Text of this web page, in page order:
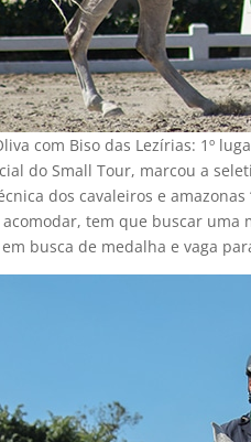
com Biso das Lezírias: 1º
do Small Tour, marcou a
dos cavaleiros e
tem que buscar
busca de medalha e vaga